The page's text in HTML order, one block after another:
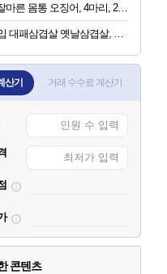
27%할인!잘마른 몸통 오징어, 4마리, 200g, 1봉
해담옥 수입 대패삼겹살 옛날삼겹살, 2kg, 1개
산기 거래 수수료 계산기
콘텐츠